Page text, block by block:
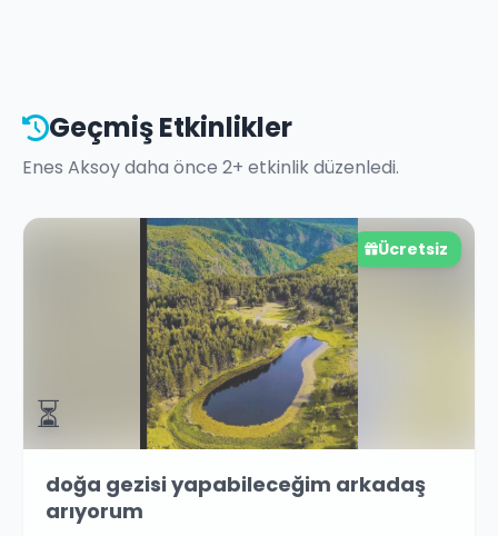
Geçmiş Etkinlikler
Enes Aksoydaha önce 2+ etkinlik düzenledi.
Ücretsiz
⏳
doğa gezisi yapabileceğim arkadaş
arıyorum